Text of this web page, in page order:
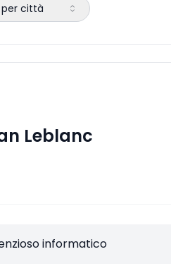
per città
Leblanc
informatico